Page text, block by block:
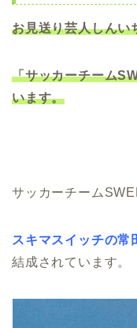
お見送り芸人しんい
「サッカーチーム
います。
サッカーチーム
スキマスイッチの常
結成されています。